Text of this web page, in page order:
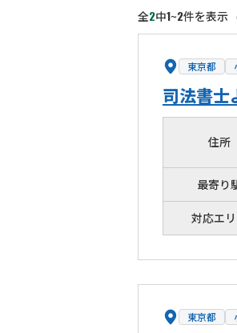
全2中1~2件を表示
東京都
司法書士
住所
最寄り
対応エ
東京都